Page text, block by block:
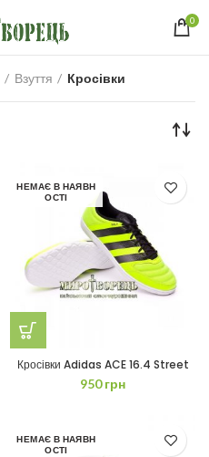
0
Взуття Кросівки
НЕМАЄ В НАЯВН
ОСТІ
Кросівки Adidas ACE 16.4 Street
950грн
НЕМАЄ В НАЯВН
ОСТІ